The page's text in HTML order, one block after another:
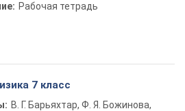
Рабочая тетрадь
7 класс
В. Г. Барьяхтар, Ф. Я. Божинова,